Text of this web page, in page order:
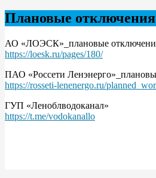
Плановые отключения
АО «ЛОЭСК»_плановые
https://loesk.ru/pages/180/
ПАО «Россети
https://rosseti-lenenergo.ru/
ГУП «Леноблводоканал»
https://t.me/vodokanallo